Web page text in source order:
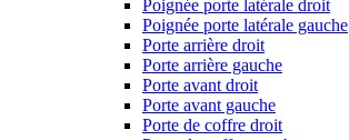
Poignée porte latérale droit
Poignée porte latérale gauche
Porte arrière droit
Porte arrière gauche
Porte avant droit
Porte avant gauche
Porte de coffre droit